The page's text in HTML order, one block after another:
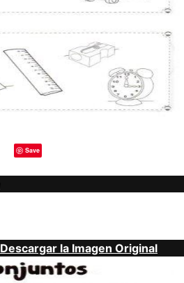
Save
Descargar la Imagen Original